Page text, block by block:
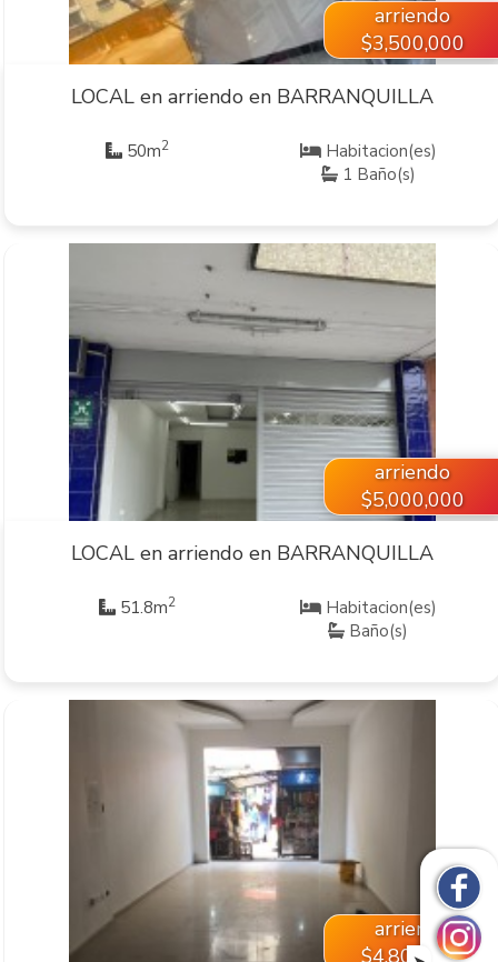
arriendo
$3,500,000
LOCAL en arriendo en BARRANQUILLA
50m2
Habitacion(es)
1 Baño(s)
VER INMUEBLE
arriendo
$5,000,000
LOCAL en arriendo en BARRANQUILLA
51.8m2
Habitacion(es)
Baño(s)
VER INMUEBLE
arriendo
$4,800,000